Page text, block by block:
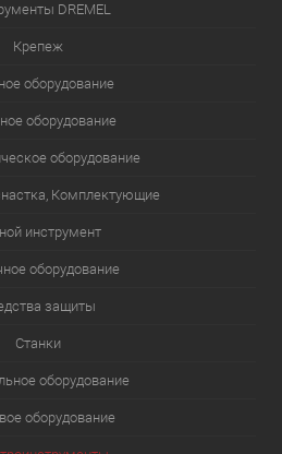
DREMEL
Крепеж
оборудование
оборудование
оборудование
Комплектующие
инструмент
оборудование
защиты
Станки
оборудование
оборудование